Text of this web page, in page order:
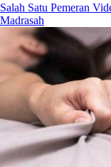
Salah Satu Pemeran
Madrasah